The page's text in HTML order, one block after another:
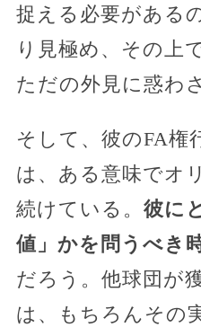
捉える必要がある
り見極め、その上
ただの外見に惑わ
そして、彼のFA権
は、ある意味でオ
続けている。 彼に
値」かを問うべき
だろう。他球団が
は、もちろんその